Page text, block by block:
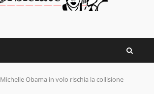
Michelle Obama in volo rischia la collisione